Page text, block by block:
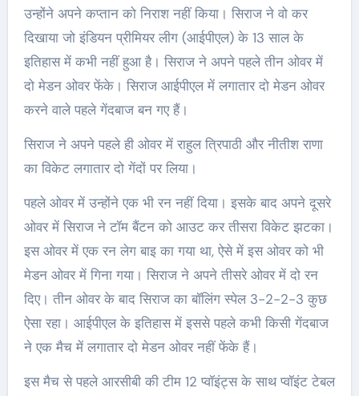
उन्होंने अपने कप्तान को निराश नहीं किया। सिराज ने वो कर
दिखाया जो इंडियन प्रीमियर लीग (आईपीएल) के 13 साल के
इतिहास में कभी नहीं हुआ है। सिराज ने अपने पहले तीन ओवर में
दो मेडन ओवर फेंके। सिराज आईपीएल में लगातार दो मेडन ओवर
करने वाले पहले गेंदबाज बन गए हैं।
सिराज ने अपने पहले ही ओवर में राहुल त्रिपाठी और नीतीश राणा
का विकेट लगातार दो गेंदों पर लिया।
पहले ओवर में उन्होंने एक भी रन नहीं दिया। इसके बाद अपने दूसरे
ओवर में सिराज ने टॉम बैंटन को आउट कर तीसरा विकेट झटका।
इस ओवर में एक रन लेग बाइ का गया था, ऐसे में इस ओवर को भी
मेडन ओवर में गिना गया। सिराज ने अपने तीसरे ओवर में दो रन
दिए। तीन ओवर के बाद सिराज का बॉलिंग स्पेल 3-2-2-3 कुछ
ऐसा रहा। आईपीएल के इतिहास में इससे पहले कभी किसी गेंदबाज
ने एक मैच में लगातार दो मेडन ओवर नहीं फेंके हैं।
इस मैच से पहले आरसीबी की टीम 12 प्वॉइंट्स के साथ प्वॉइंट टेबल